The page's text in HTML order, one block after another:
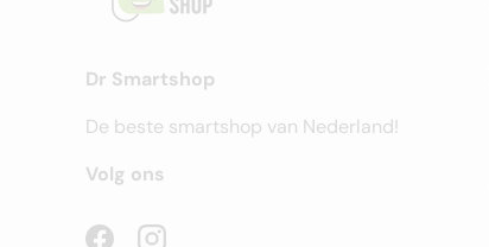
Dr Smartshop
De beste smartshop van Nederland!
Volg ons